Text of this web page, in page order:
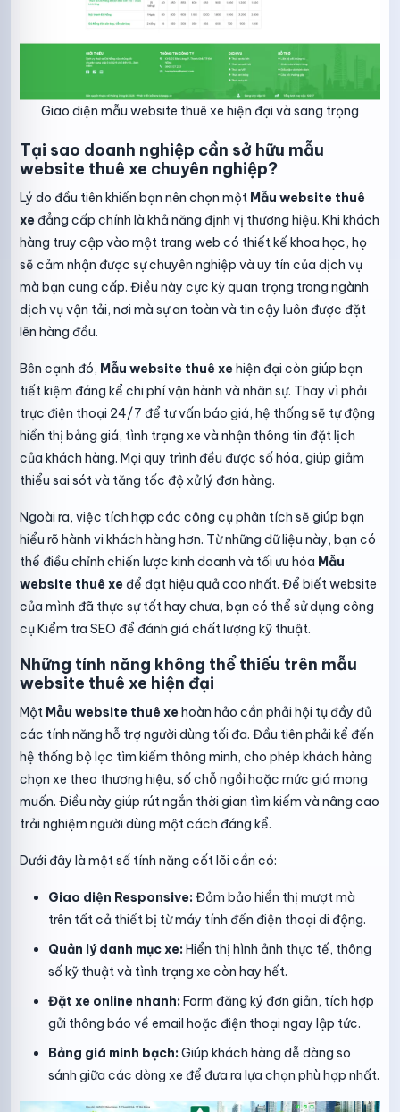
Giao diện mẫu website thuê xe hiện đại và sang trọng
Tại sao doanh nghiệp cần sở hữu mẫu
website thuê xe chuyên nghiệp?
Lý do đầu tiên khiến bạn nên chọn một Mẫu website thuê
xeđẳng cấp chính là khả năng định vị thương hiệu. Khi khách
hàng truy cập vào một trang web có thiết kế khoa học, họ
sẽ cảm nhận được sự chuyên nghiệp và uy tín của dịch vụ
mà bạn cung cấp. Điều này cực kỳ quan trọng trong ngành
dịch vụ vận tải, nơi mà sự an toàn và tin cậy luôn được đặt
lên hàng đầu.
Bên cạnh đó, Mẫu website thuê xehiện đại còn giúp bạn
tiết kiệm đáng kể chi phí vận hành và nhân sự. Thay vì phải
trực điện thoại 24/7 để tư vấn báo giá, hệ thống sẽ tự động
hiển thị bảng giá, tình trạng xe và nhận thông tin đặt lịch
của khách hàng. Mọi quy trình đều được số hóa, giúp giảm
thiểu sai sót và tăng tốc độ xử lý đơn hàng.
Ngoài ra, việc tích hợp các công cụ phân tích sẽ giúp bạn
hiểu rõ hành vi khách hàng hơn. Từ những dữ liệu này, bạn có
thể điều chỉnh chiến lược kinh doanh và tối ưu hóa Mẫu
website thuê xeđể đạt hiệu quả cao nhất. Để biết website
của mình đã thực sự tốt hay chưa, bạn có thể sử dụng công
cụKiểm tra SEO để đánh giá chất lượng kỹ thuật.
Những tính năng không thể thiếu trên mẫu
website thuê xe hiện đại
Một Mẫu website thuê xehoàn hảo cần phải hội tụ đầy đủ
các tính năng hỗ trợ người dùng tối đa. Đầu tiên phải kể đến
hệ thống bộ lọc tìm kiếm thông minh, cho phép khách hàng
chọn xe theo thương hiệu, số chỗ ngồi hoặc mức giá mong
muốn. Điều này giúp rút ngắn thời gian tìm kiếm và nâng cao
trải nghiệm người dùng một cách đáng kể.
Dưới đây là một số tính năng cốt lõi cần có:
Giao diện Responsive: Đảm bảo hiển thị mượt mà
trên tất cả thiết bị từ máy tính đến điện thoại di động.
Quản lý danh mục xe: Hiển thị hình ảnh thực tế, thông
số kỹ thuật và tình trạng xe còn hay hết.
Đặt xe online nhanh: Form đăng ký đơn giản, tích hợp
gửi thông báo về email hoặc điện thoại ngay lập tức.
Bảng giá minh bạch: Giúp khách hàng dễ dàng so
sánh giữa các dòng xe để đưa ra lựa chọn phù hợp nhất.